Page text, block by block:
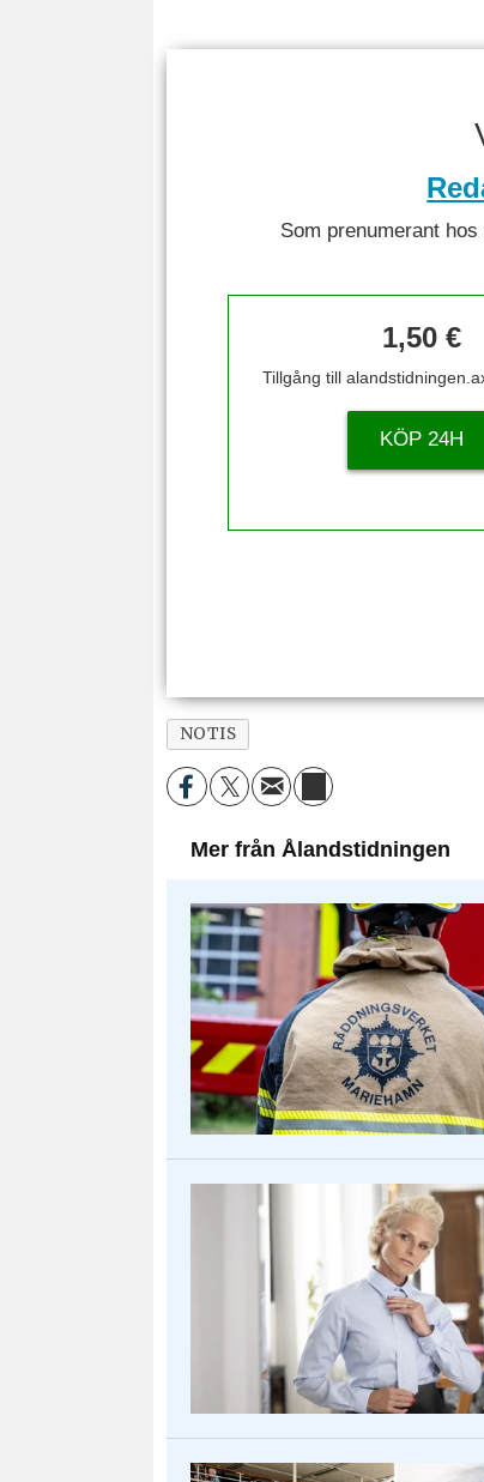
Som prenumerant
1,50 €
Tillgång till
KÖP 24H
NOTIS